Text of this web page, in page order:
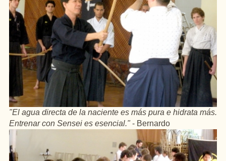
"El agua directa de la naciente es más pura e hidrata más.
Entrenar con Sensei es esencial."- Bernardo